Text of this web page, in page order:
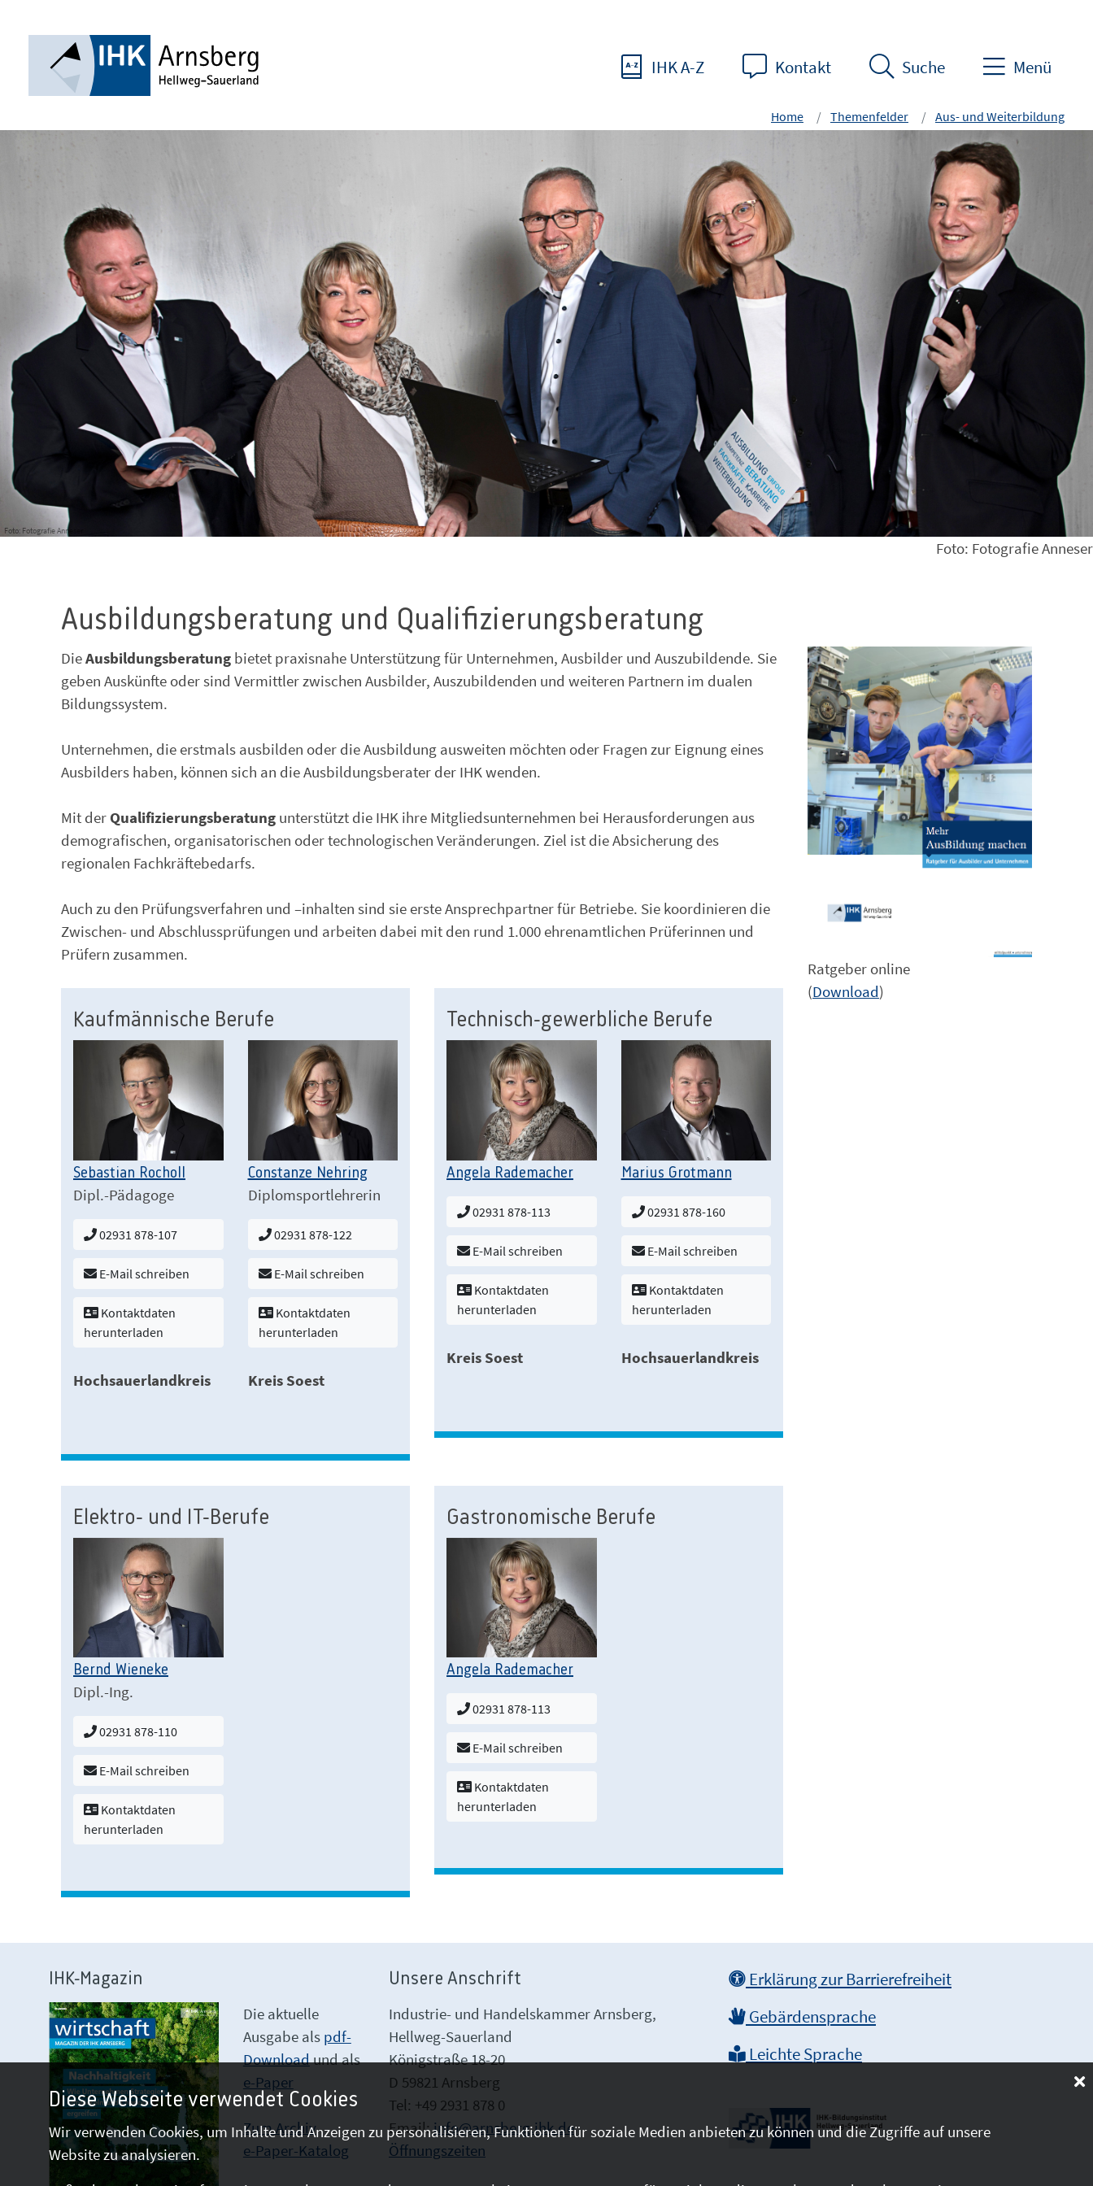
IHK A-Z Kontakt Suche Menü
Home Themenfelder Aus- und Weiterbildung
Foto: Fotografie Anneser
Foto: Fotografie Anneser
Ausbildungsberatung und Qualifizierungsberatung
DieAusbildungsberatung bietet praxisnahe Unterstützung für Unternehmen, Ausbilder und Auszubildende. Sie
geben Auskünfte oder sind Vermittler zwischen Ausbilder, Auszubildenden und weiteren Partnern im dualen
Bildungssystem.
Unternehmen, die erstmals ausbilden oder die Ausbildung ausweiten möchten oder Fragen zur Eignung eines
Ausbilders haben, können sich an die Ausbildungsberater der IHK wenden.
Mit der Qualifizierungsberatung unterstützt die IHK ihre Mitgliedsunternehmen bei Herausforderungen aus
demografischen, organisatorischen oder technologischen Veränderungen. Ziel ist die Absicherung des
regionalen Fachkräftebedarfs.
Auch zu den Prüfungsverfahren und –inhalten sind sie erste Ansprechpartner für Betriebe. Sie koordinieren die
Zwischen- und Abschlussprüfungen und arbeiten dabei mit den rund 1.000 ehrenamtlichen Prüferinnen und
Prüfern zusammen.
Kaufmännische Berufe
Sebastian Rocholl
Dipl.-Pädagoge
02931 878-107
E-Mail schreiben
Kontaktdaten
herunterladen
Hochsauerlandkreis
Constanze Nehring
Diplomsportlehrerin
02931 878-122
E-Mail schreiben
Kontaktdaten
herunterladen
Kreis Soest
Technisch-gewerbliche Berufe
Angela Rademacher
02931 878-113
E-Mail schreiben
Kontaktdaten
herunterladen
Kreis Soest
Marius Grotmann
02931 878-160
E-Mail schreiben
Kontaktdaten
herunterladen
Hochsauerlandkreis
Elektro- und IT-Berufe
Bernd Wieneke
Dipl.-Ing.
02931 878-110
E-Mail schreiben
Kontaktdaten
herunterladen
Gastronomische Berufe
Angela Rademacher
02931 878-113
E-Mail schreiben
Kontaktdaten
herunterladen
Ratgeber online
(Download)
IHK-Magazin
Die aktuelle
Ausgabe als pdf-
Downloadund als
e-Paper
Zum Archiv
e-Paper-Katalog
Unsere Anschrift
Industrie- und Handelskammer Arnsberg,
Hellweg-Sauerland
Königstraße 18-20
D 59821 Arnsberg
Tel: +49 2931 878 0
Email:info@arnsberg.ihk.de
Öffnungszeiten
Erklärung zur Barrierefreiheit
Gebärdensprache
Leichte Sprache
Diese Webseite verwendet Cookies
Wir verwenden Cookies, um Inhalte und Anzeigen zu personalisieren, Funktionen für soziale Medien anbieten zu können und die Zugriffe auf unsere
Website zu analysieren.